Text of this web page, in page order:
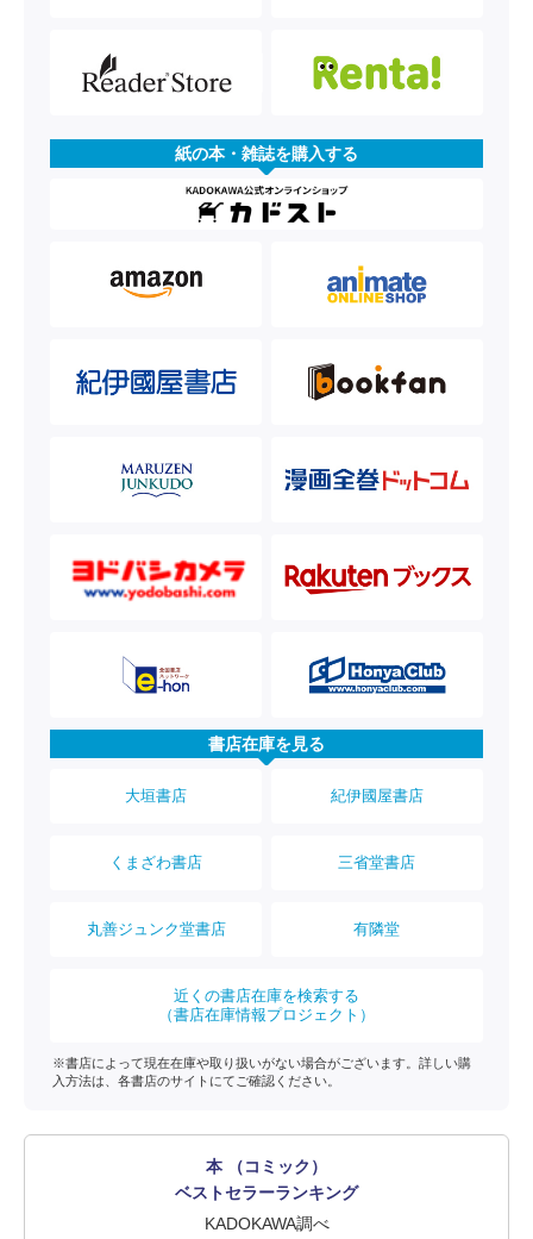
紙の本・雑誌を購入する
書店在庫を見る
大垣書店 紀伊國屋書店
くまざわ書店 三省堂書店
丸善ジュンク堂書店 有隣堂
近くの書店在庫を検索する
（書店在庫情報プロジェクト）
※書店によって現在在庫や取り扱いがない場合がございます。詳しい購
入方法は、各書店のサイトにてご確認ください。
本 （コミック）
ベストセラーランキング
KADOKAWA調べ